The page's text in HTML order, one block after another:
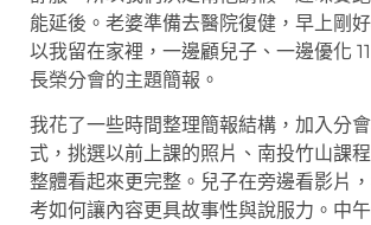
能延後。老婆準備去醫院復健，早上剛
以我留在家裡，一邊顧兒子、一邊優化
長榮分會的主題簡報。
我花了一些時間整理簡報結構，加入分
式，挑選以前上課的照片、南投竹山課
整體看起來更完整。兒子在旁邊看影片
考如何讓內容更具故事性與說服力。中